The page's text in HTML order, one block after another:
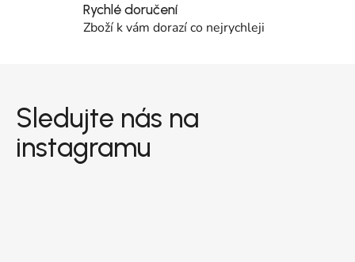
Rychlé doručení
Zboží k vám dorazí co nejrychleji
Sledujte nás na
instagramu